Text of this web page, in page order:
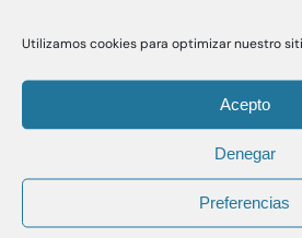
Utilizamos cookies para optimizar nuestro
Acepto
Denegar
Preferencias